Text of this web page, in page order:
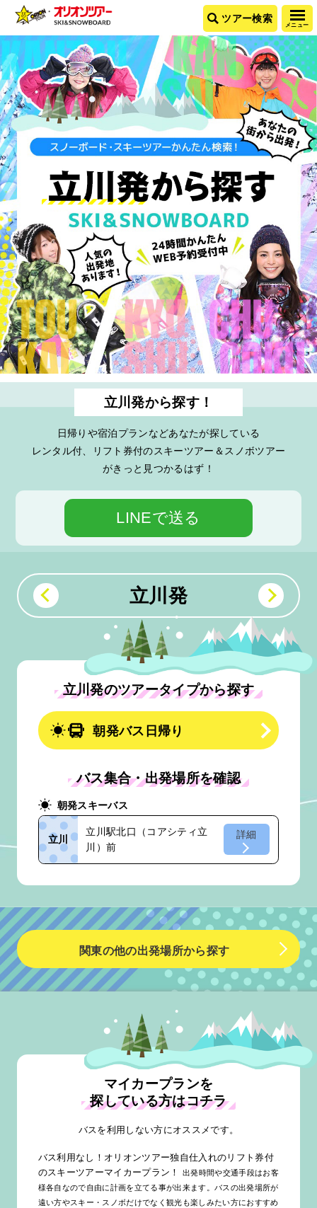
ツアー検索
メニュー
立川発から探す！
日帰りや宿泊プランなどあなたが探している
レンタル付、リフト券付のスキーツアー＆スノボツアー
がきっと見つかるはず！
LINEで送る
立川発
立川発のツアータイプから探す
朝発バス日帰り
バス集合・出発場所を確認
朝発スキーバス
立川
立川駅北口（コアシティ立
川）前
詳細
関東の他の出発場所から探す
マイカープランを
探している方はコチラ
バスを利用しない方にオススメです。
バス利用なし！オリオンツアー独自仕入れのリフト券付
のスキーツアーマイカープラン！
出発時間や交通手段はお客
様各自なので自由に計画を立てる事が出来ます。バスの出発場所が
遠い方やスキー・スノボだけでなく観光も楽しみたい方におすすめ